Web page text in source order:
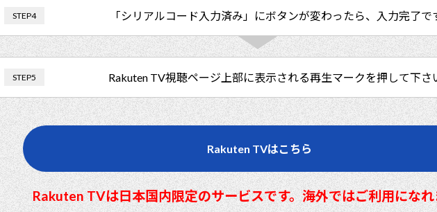
STEP4 「シリアルコード入力済み」にボタンが変わったら、入力完了で
STEP5 Rakuten TV視聴ページ上部に表示される再生マークを押して下さ
Rakuten TVはこちら
Rakuten TVは日本国内限定のサービスです。海外ではご利用になれ